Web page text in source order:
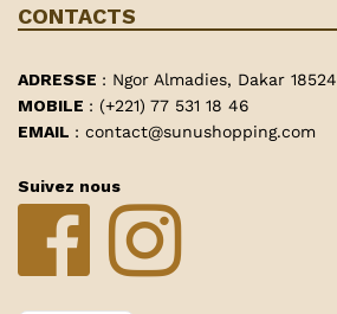
CONTACTS
ADRESSE : Ngor Almadies, Dakar 18524
MOBILE : (+221) 77 531 18 46
EMAIL : contact@sunushopping.com
Suivez nous